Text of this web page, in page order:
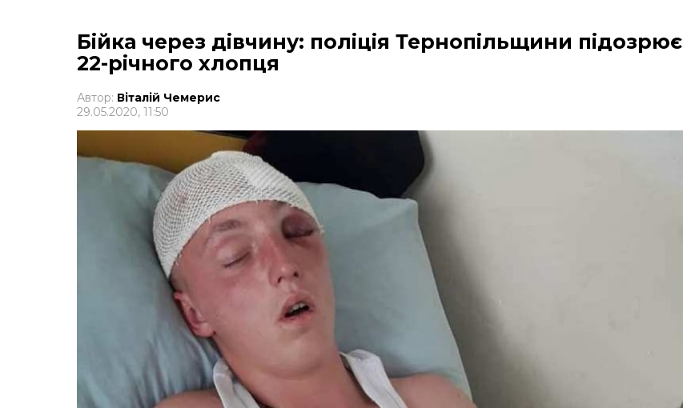
Бійка через дівчину: поліція Тернопільщини підозрює
22-річного хлопця
Автор: Віталій Чемерис
29.05.2020, 11:50